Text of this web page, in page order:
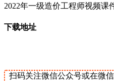
2022年一级造价工程师视频课
下载地址
扫码关注微信公众号或在微